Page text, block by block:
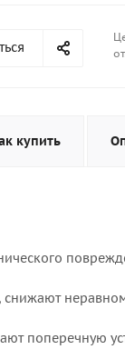
купить
снижают
поперечную